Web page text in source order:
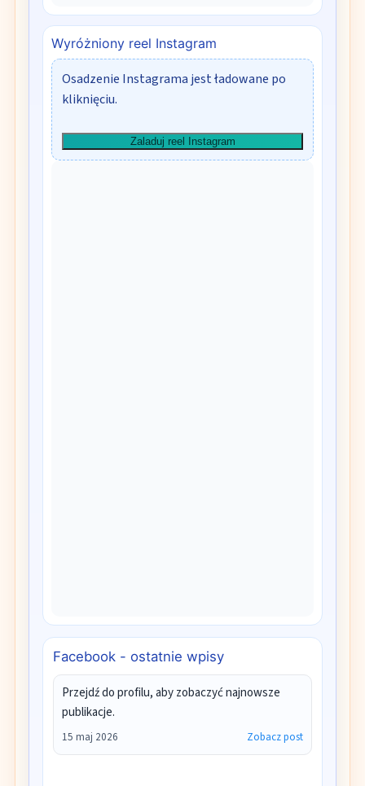
Wyróżniony reel Instagram
Osadzenie Instagrama jest ładowane po
kliknięciu.
Zaladuj reel Instagram
Facebook - ostatnie wpisy
Przejdź do profilu, aby zobaczyć najnowsze
publikacje.
15 maj 2026 Zobacz post